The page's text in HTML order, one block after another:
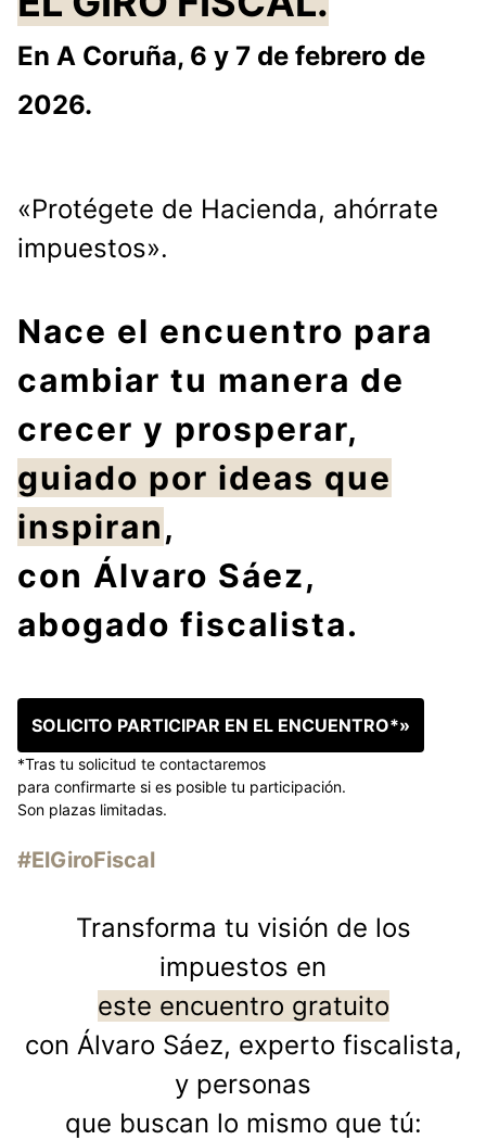
En A Coruña, 6 y 7 de febrero de
2026.
«Protégete de Hacienda, ahórrate
impuestos».
Nace el encuentro para
cambiar tu manera de
crecer y prosperar,
guiado por ideas que
inspiran,
con Álvaro Sáez,
abogado fiscalista.
SOLICITO PARTICIPAR EN EL ENCUENTRO*»
*Tras tu solicitud te contactaremos
para confirmarte si es posible tu participación.
Son plazas limitadas.
#ElGiroFiscal
Transforma tu visión de los
impuestos en
este encuentro gratuito
con Álvaro Sáez, experto fiscalista,
y personas
que buscan lo mismo que tú: